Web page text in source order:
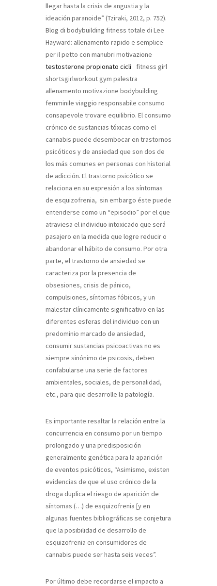
llegar hasta la crisis de angustia y la
ideación paranoide” (Tziraki, 2012, p. 752).
Blog di bodybuilding fitness totale di Lee
Hayward: allenamento rapido e semplice
per il petto con manubri
testosterone propionato cicli
motivazione
fitness girl
shortsgirlworkout gym palestra
allenamento motivazione bodybuilding
femminile viaggio responsabile consumo
consapevole trovare equilibrio. El consumo
crónico de sustancias tóxicas como el
cannabis puede desembocar en trastornos
psicóticos y de ansiedad que son dos de
los más comunes en personas con historial
de adicción. El trastorno psicótico se
relaciona en su expresión a los síntomas
de esquizofrenia, sin embargo éste puede
entenderse como un “episodio” por el que
atraviesa el individuo intoxicado que será
pasajero en la medida que logre reducir o
abandonar el hábito de consumo. Por otra
parte, el trastorno de ansiedad se
caracteriza por la presencia de
obsesiones, crisis de pánico,
compulsiones, síntomas fóbicos, y un
malestar clínicamente significativo en las
diferentes esferas del individuo con un
predominio marcado de ansiedad,
consumir sustancias psicoactivas no es
siempre sinónimo de psicosis, deben
confabularse una serie de factores
ambientales, sociales, de personalidad,
etc., para que desarrolle la patología.
Es importante resaltar la relación entre la
concurrencia en consumo por un tiempo
prolongado y una predisposición
generalmente genética para la aparición
de eventos psicóticos, “Asimismo, existen
evidencias de que el uso crónico de la
droga duplica el riesgo de aparición de
síntomas (…) de esquizofrenia [y en
algunas fuentes bibliográficas se conjetura
que la posibilidad de desarrollo de
esquizofrenia en consumidores de
cannabis puede ser hasta seis veces”.
Por último debe recordarse el impacto a